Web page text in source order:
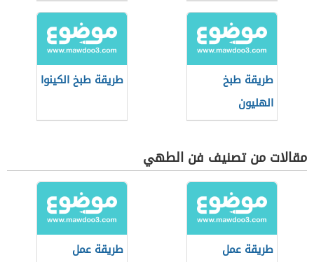
طريقة طبخ
الهليون
طريقة طبخ الكينوا
مقالات من تصنيف فن الطهي
طريقة عمل
طريقة عمل